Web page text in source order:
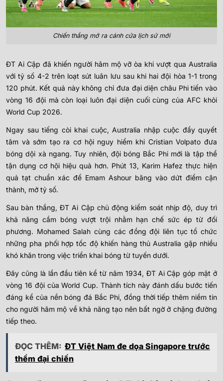
Chiến thắng mở ra cánh cửa lịch sử mới
ĐT Ai Cập đã khiến người hâm mộ vỡ òa khi vượt qua Australia
với tỷ số 4-2 trên loạt sút luân lưu sau khi hai đội hòa 1-1 trong
120 phút. Kết quả này không chỉ đưa đại diện châu Phi tiến vào
vòng 16 đội mà còn loại luôn đại diện cuối cùng của AFC khỏi
World Cup 2026.
Ngay sau tiếng còi khai cuộc, Australia nhập cuộc đầy quyết
tâm và sớm tạo ra cơ hội nguy hiểm khi Cristian Volpato đưa
bóng dội xà ngang. Tuy nhiên, đội bóng Bắc Phi mới là tập thể
tận dụng cơ hội hiệu quả hơn. Phút 13, Karim Hafez thực hiện
quả tạt chuẩn xác để Emam Ashour băng vào dứt điểm cận
thành, mở tỷ số.
Sau bàn thắng, ĐT Ai Cập chủ động kiểm soát nhịp độ, duy trì
khả năng cầm bóng vượt trội nhằm hạn chế sức ép từ đối
phương. Mohamed Salah cùng các đồng đội liên tục tổ chức
những pha phối hợp tốc độ khiến hàng thủ Australia gặp nhiều
khó khăn trong việc triển khai bóng từ tuyến dưới.
Đây cũng là lần đầu tiên kể từ năm 1934, ĐT Ai Cập góp mặt ở
vòng 16 đội của World Cup. Thành tích này đánh dấu bước tiến
đáng kể của nền bóng đá Bắc Phi, đồng thời tiếp thêm niềm tin
cho người hâm mộ về khả năng tạo nên bất ngờ ở chặng đường
tiếp theo.
ĐỌC THÊM: ĐT Việt Nam đe dọa Singapore trước
thềm đại chiến